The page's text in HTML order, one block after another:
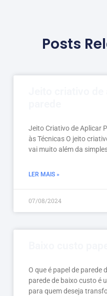
Posts
Jeito Criativo de Aplicar
às Técnicas O jeito
vai muito além da
LER MAIS »
07/08/2024
O que é papel de parede
parede de baixo custo é
para quem deseja